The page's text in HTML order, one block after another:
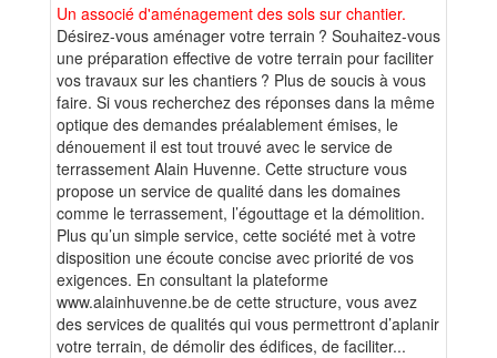
Un associé d'aménagement des sols sur chantier.
Désirez-vous aménager votre terrain ? Souhaitez-vous
une préparation effective de votre terrain pour faciliter
vos travaux sur les chantiers ? Plus de soucis à vous
faire. Si vous recherchez des réponses dans la même
optique des demandes préalablement émises, le
dénouement il est tout trouvé avec le service de
terrassement Alain Huvenne. Cette structure vous
propose un service de qualité dans les domaines
comme le terrassement, l’égouttage et la démolition.
Plus qu’un simple service, cette société met à votre
disposition une écoute concise avec priorité de vos
exigences. En consultant la plateforme
www.alainhuvenne.be de cette structure, vous avez
des services de qualités qui vous permettront d’aplanir
votre terrain, de démolir des édifices, de faciliter...